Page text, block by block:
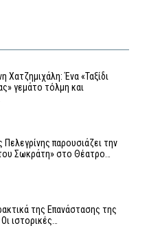
Χατζημιχάλη: Ένα «Ταξίδι
γεμάτο τόλμη και
παρουσιάζει την
Σωκράτη» στο Θέατρο…
της Επανάστασης της
ιστορικές…